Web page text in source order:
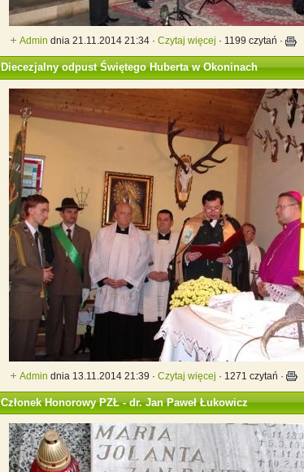
Admin dnia 21.11.2014 21:34 · Czytaj więcej · 1199 czytań ·
Diecezjalny odpust Świętego Huberta w Okoninach
Admin dnia 13.11.2014 21:39 · Czytaj więcej · 1271 czytań ·
Członek Honorowy PZŁ - dr. Jan Paweł Łukowicz